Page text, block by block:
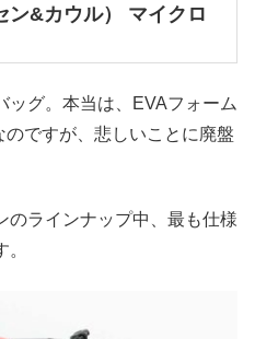
&カウル） マイクロ
ッグ。本当は、EVAフォーム
ですが、悲しいことに廃盤
のラインナップ中、最も仕様